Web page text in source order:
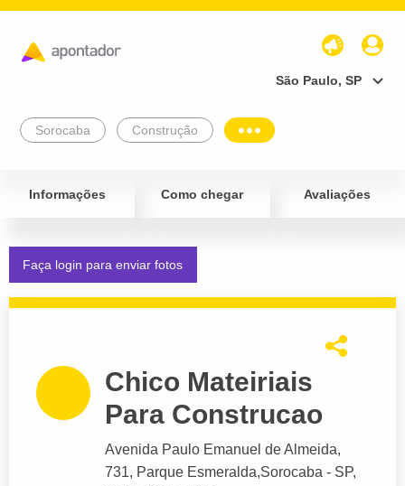
São Paulo, SP
Sorocaba Construção
Informações Como chegar Avaliações
Faça login para enviar fotos
Chico Mateiriais
Para Construcao
Avenida Paulo Emanuel de Almeida,
731, Parque Esmeralda,Sorocaba - SP,